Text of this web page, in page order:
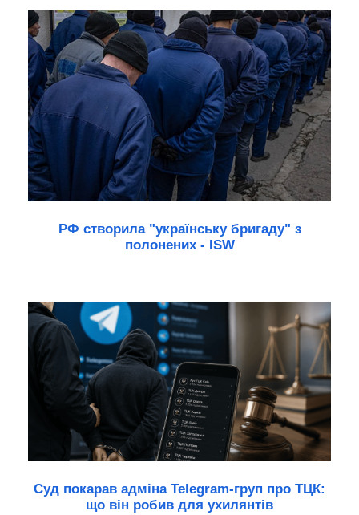
РФ створила "українську бригаду" з
полонених - ISW
Суд покарав адміна Telegram-груп про ТЦК:
що він робив для ухилянтів